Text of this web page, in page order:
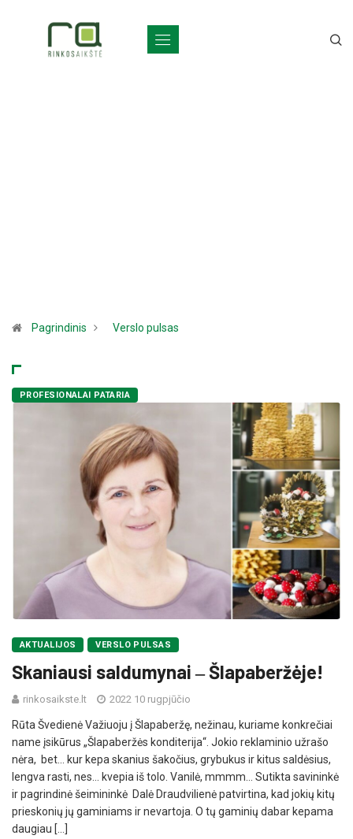
Pagrindinis Verslo pulsas
PROFESIONALAI PATARIA
AKTUALIJOS VERSLO PULSAS
Skaniausi saldumynai ‒ Šlapaberžėje!
rinkosaikste.lt 2022 10 rugpjūčio
Rūta Švedienė Važiuoju į Šlapaberžę, nežinau, kuriame konkrečiai
name įsikūrus „Šlapaberžės konditerija“. Jokio reklaminio užrašo
nėra, bet… kur kepa skanius šakočius, grybukus ir kitus saldėsius,
lengva rasti, nes… kvepia iš tolo. Vanilė, mmmm… Sutikta savininkė
ir pagrindinė šeimininkė Dalė Draudvilienė patvirtina, kad jokių kitų
prieskonių jų gaminiams ir nevartoja. O tų gaminių dabar kepama
daugiau […]